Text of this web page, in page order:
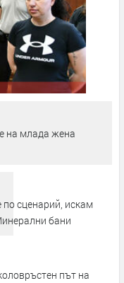
на млада жена
сценарий, искам
бани
път на